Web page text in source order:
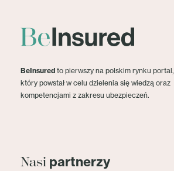
BeInsured to pierwszy na polskim rynku portal,
który powstał w celu dzielenia się wiedzą oraz
kompetencjami z zakresu ubezpieczeń.
Nasi partnerzy